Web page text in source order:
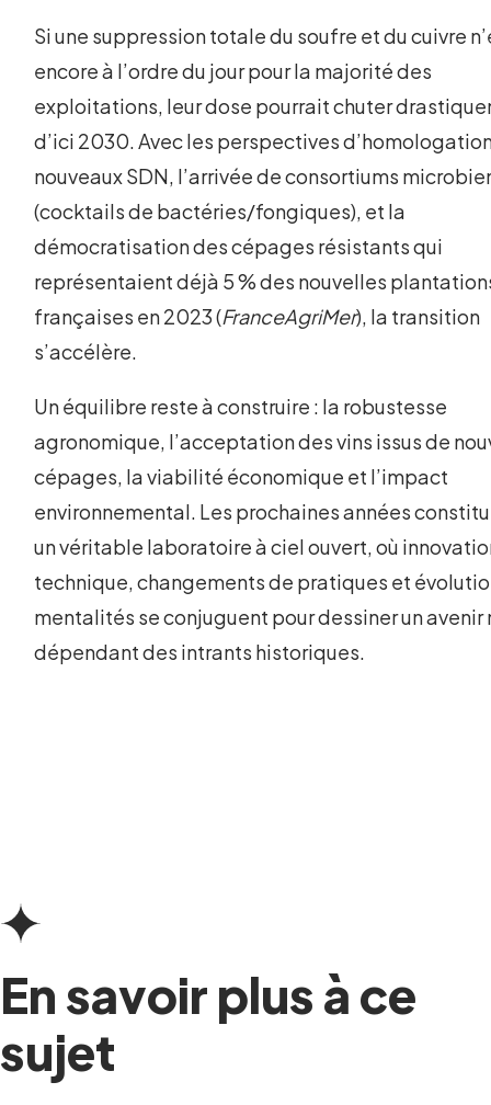
Si une suppression totale du soufre et du cuivre
encore à l’ordre du jour pour la majorité des
exploitations, leur dose pourrait chuter
d’ici 2030. Avec les perspectives
nouveaux SDN, l’arrivée de consortiums
(cocktails de bactéries/fongiques), et la
démocratisation des cépages résistants qui
représentaient déjà 5 % des nouvelles
françaises en 2023 (FranceAgriMer), la transition
s’accélère.
Un équilibre reste à construire : la robustesse
agronomique, l’acceptation des vins issus de
cépages, la viabilité économique et l’impact
environnemental. Les prochaines années
un véritable laboratoire à ciel ouvert, où
technique, changements de pratiques et
mentalités se conjuguent pour dessiner un avenir
dépendant des intrants historiques.
En savoir plus à ce
sujet